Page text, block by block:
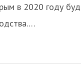
в 2020 году